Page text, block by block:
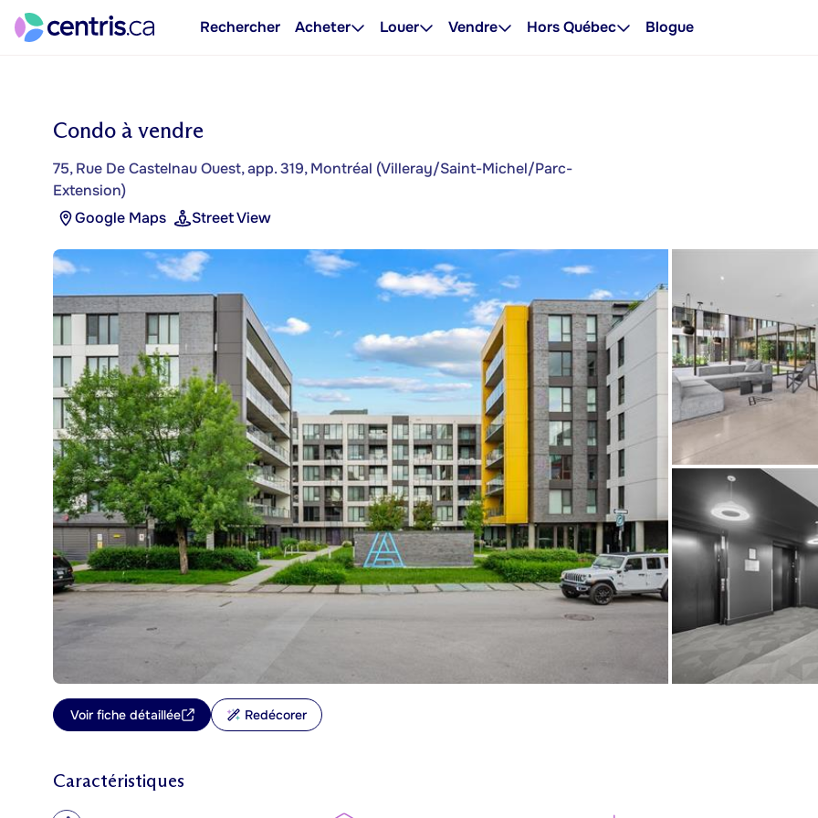
Rechercher Acheter Louer Vendre Hors Québec Blogue
Condo à vendre
75, Rue De Castelnau Ouest, app. 319, Montréal (Villeray/Saint-Michel/Parc-
Extension)
Google Maps
Street View
Voir fiche détaillée Redécorer
Caractéristiques